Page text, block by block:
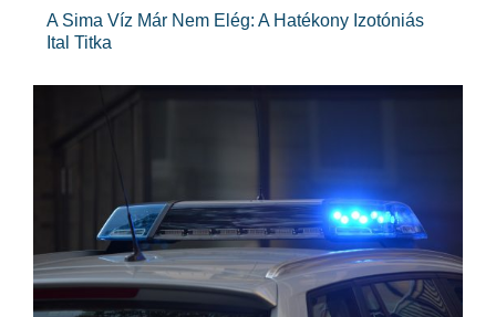
A Sima Víz Már Nem Elég: A Hatékony Izotóniás
Ital Titka